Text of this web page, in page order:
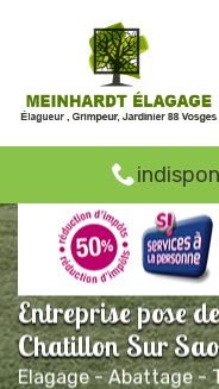
Entreprise pose
Chatillon Sur
Elagage - Abattage -